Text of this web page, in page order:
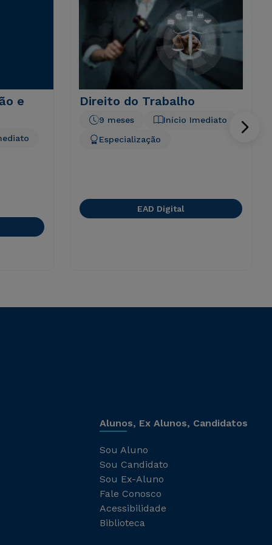
e Direito do Trabalho
Início Imediato
9 meses
Especialização
EAD Digital
Alunos, Ex Alunos, Candidatos
Sou Aluno
Sou Candidato
Sou Ex-Aluno
Fale Conosco
Acessibilidade
Biblioteca